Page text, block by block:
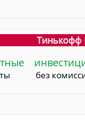
Тинькофф
без